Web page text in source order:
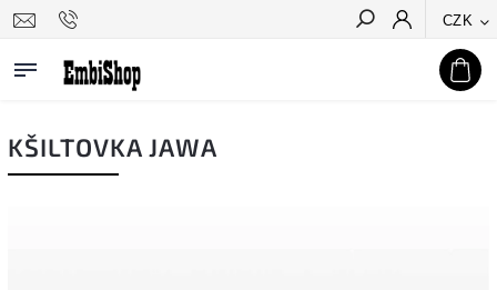
CZK
Hledat
KŠILTOVKA JAWA